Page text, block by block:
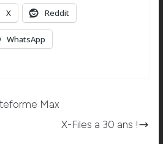
X Reddit
WhatsApp
Max
X-Files a 30 ans !